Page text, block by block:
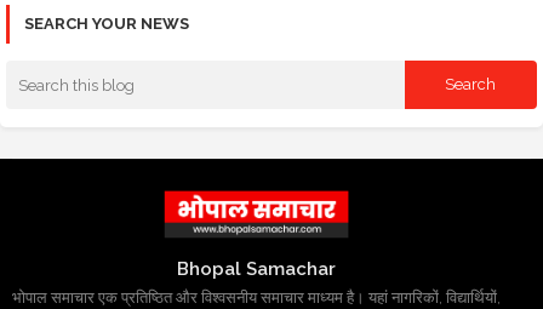
SEARCH YOUR NEWS
Bhopal Samachar
भोपाल समाचार एक प्रतिष्ठित और विश्वसनीय समाचार माध्यम है। यहां नागरिकों, विद्यार्थियों,